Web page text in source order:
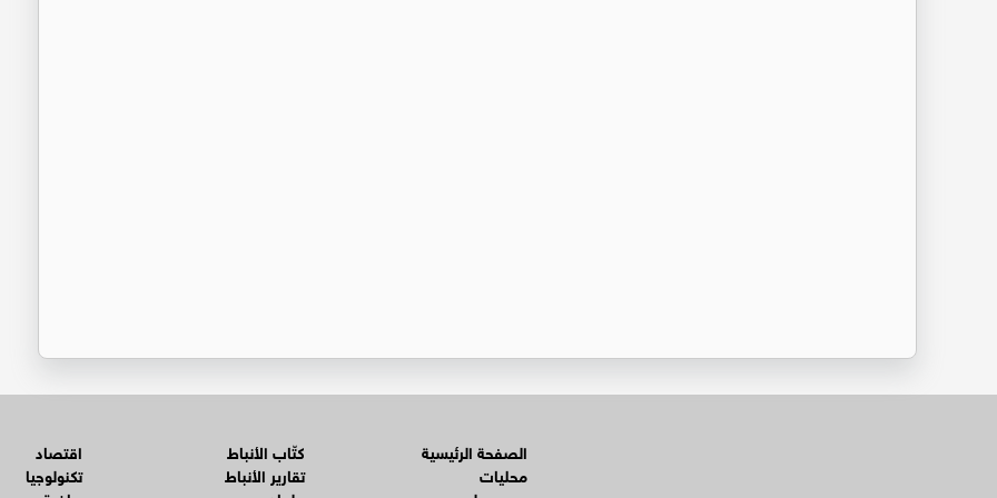
الصفحة الرئيسية
محليات
كتّاب الأنباط
تقارير الأنباط
اقتصاد
تكنولوجيا